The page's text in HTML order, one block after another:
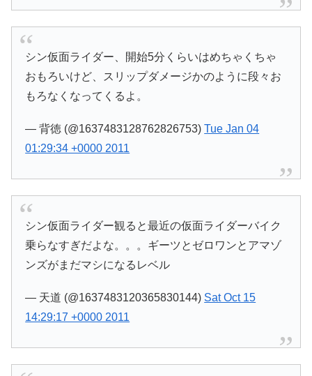
シン仮面ライダー、開始5分くらいはめちゃくちゃ
おもろいけど、スリップダメージかのように段々お
もろなくなってくるよ。
— 背徳 (@1637483128762826753)Tue Jan 04
01:29:34 +0000 2011
シン仮面ライダー観ると最近の仮面ライダーバイク
乗らなすぎだよな。。。ギーツとゼロワンとアマゾ
ンズがまだマシになるレベル
— 天道 (@1637483120365830144) Sat Oct 15
14:29:17 +0000 2011